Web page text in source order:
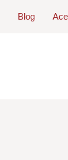
Blog